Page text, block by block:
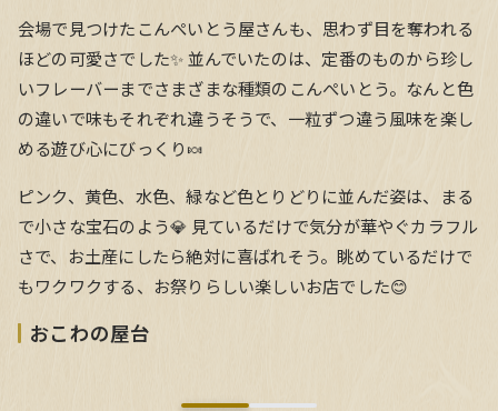
会場で見つけたこんぺいとう屋さんも、思わず目を奪われる
ほどの可愛さでした✨ 並んでいたのは、定番のものから珍し
いフレーバーまでさまざまな種類のこんぺいとう。なんと色
の違いで味もそれぞれ違うそうで、一粒ずつ違う風味を楽し
める遊び心にびっくり🍬
ピンク、黄色、水色、緑など色とりどりに並んだ姿は、まる
で小さな宝石のよう💎 見ているだけで気分が華やぐカラフル
さで、お土産にしたら絶対に喜ばれそう。眺めているだけで
もワクワクする、お祭りらしい楽しいお店でした😊
おこわの屋台